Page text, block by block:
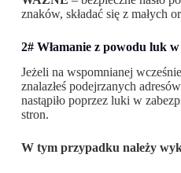
znaków, składać się z małych
2# Włamanie z powodu luk
Jeżeli na wspomnianej
znalazłeś podejrzanych
nastąpiło poprzez luki w
stron.
W tym przypadku należy